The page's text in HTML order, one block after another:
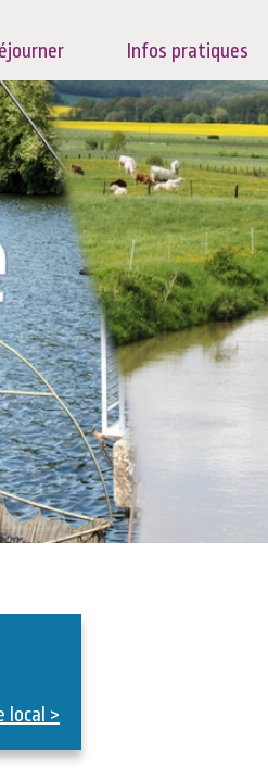
Infos pratiques
local >